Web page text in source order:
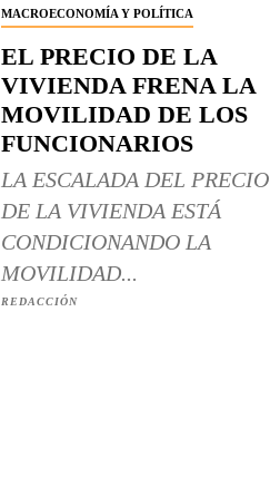
MACROECONOMÍA Y POLÍTICA
EL PRECIO DE LA
VIVIENDA FRENA LA
MOVILIDAD DE LOS
FUNCIONARIOS
LA ESCALADA DEL PRECIO
DE LA VIVIENDA ESTÁ
CONDICIONANDO LA
MOVILIDAD...
REDACCIÓN